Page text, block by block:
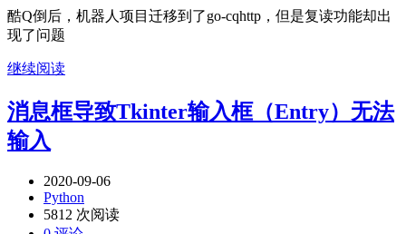
酷Q倒后，机器人项目迁移到了go-cqhttp，但是复读功能却出
现了问题
继续阅读
消息框导致Tkinter输入框（Entry）无法
输入
2020-09-06
Python
5812 次阅读